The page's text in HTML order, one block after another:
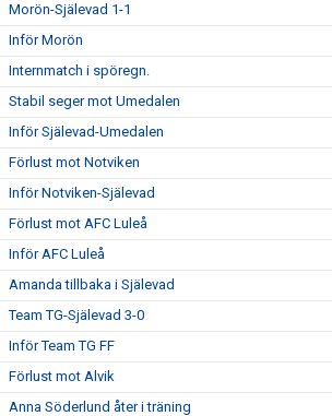
Morön-Själevad 1-1
Inför Morön
Internmatch i spöregn.
Stabil seger mot Umedalen
Inför Själevad-Umedalen
Förlust mot Notviken
Inför Notviken-Själevad
Förlust mot AFC Luleå
Inför AFC Luleå
Amanda tillbaka i Själevad
Team TG-Själevad 3-0
Inför Team TG FF
Förlust mot Alvik
Anna Söderlund åter i träning